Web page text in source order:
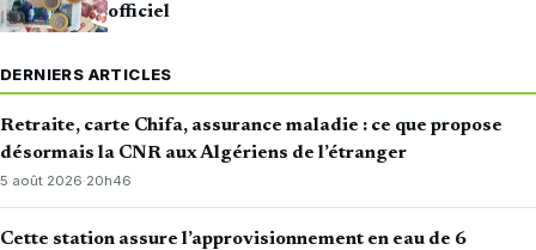
officiel
DERNIERS ARTICLES
Retraite, carte Chifa, assurance maladie : ce que propose
désormais la CNR aux Algériens de l’étranger
5 août 2026·20h46
Cette station assure l’approvisionnement en eau de 6